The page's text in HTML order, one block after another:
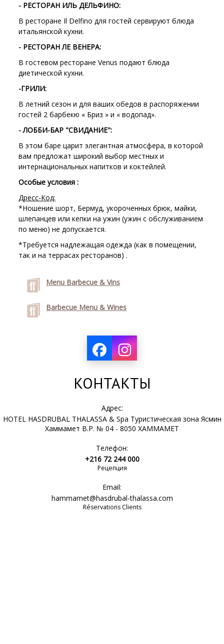
- РЕСТОРАН ИЛЬ ДЕЛЬФИНО:
В ресторане Il Delfino для гостей сервируют блюда
итальянской кухни.
- РЕСТОРАН ЛЕ ВЕНЕРА:
В гостевом ресторане Venus подают блюда
диетической кухни.
-ГРИЛИ:
В летний сезон и для ваших обедов в распоряжении
гостей 2 барбекю « Бриз » и « водопад».
- ЛОББИ-БАР "СВИДАНИЕ":
В этом баре царит элегантная атмосфера, в которой
вам предложат широкий выбор местных и
интернациональных напитков и коктейлей.
Особые условия :
Дресс-Код:
*Ношение шорт, Бермуд, укороченных брюк, майки,
шлепанцев или кепки на ужин (ужин с обслуживанием
по меню) не допускается.
*Требуется надлежащая одежда (как в помещении,
так и на террасах ресторанов) .
Menu Barbecue & Vins
Barbecue Menu & Wines
КОНТАКТЫ
Адрес:
HOTEL HASDRUBAL THALASSA & Spa Туристическая зона Ясмин
Хаммамет B.P. № 04 - 8050 ХАММАМЕТ
Телефон:
+216 72 244 000
Рецепция
Email:
hammamet@hasdrubal-thalassa.com
Réservations Clients